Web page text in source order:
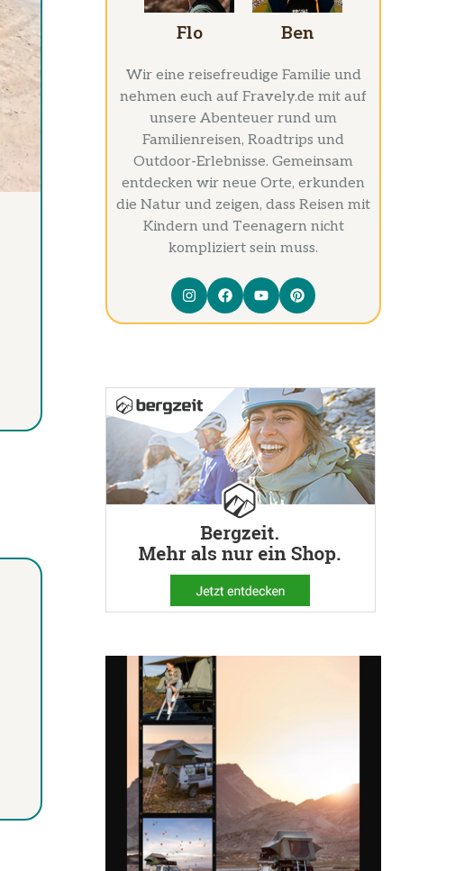
Flo Ben
Wir eine reisefreudige Familie und
nehmen euch auf Fravely.de mit auf
unsere Abenteuer rund um
Familienreisen, Roadtrips und
Outdoor-Erlebnisse. Gemeinsam
entdecken wir neue Orte, erkunden
die Natur und zeigen, dass Reisen mit
Kindern und Teenagern nicht
kompliziert sein muss.